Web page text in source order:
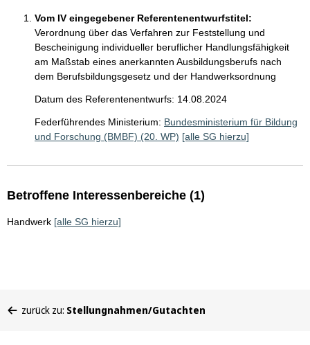
Vom IV eingegebener Referentenentwurfstitel:
Verordnung über das Verfahren zur Feststellung und
Bescheinigung individueller beruflicher Handlungsfähigkeit
am Maßstab eines anerkannten Ausbildungsberufs nach
dem Berufsbildungsgesetz und der Handwerksordnung
Datum des Referentenentwurfs: 14.08.2024
Federführendes Ministerium: Bundesministerium für Bildung
und Forschung (BMBF) (20. WP) [alle SG hierzu]
Betroffene Interessenbereiche (1)
Handwerk [alle SG hierzu]
befinden
zurück zu: Stellungnahmen/Gutachten